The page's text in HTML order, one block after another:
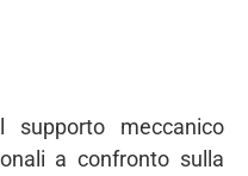
supporto meccanico
a confronto sulla